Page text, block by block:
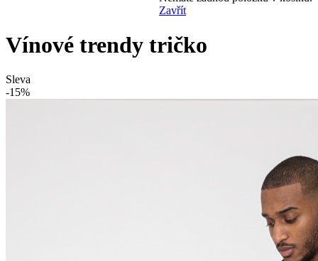
Zavřít
Vínové trendy tričko
Sleva
-15%